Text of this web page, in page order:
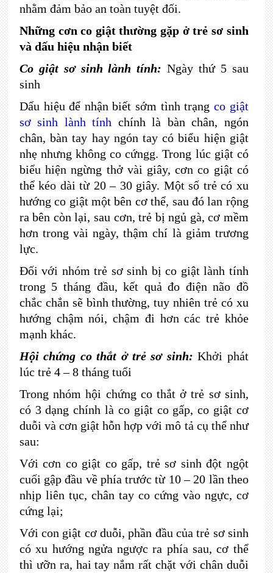
nhằm đảm bảo an toàn tuyệt đối.
Những cơn co giật thường gặp ở trẻ sơ sinh
và dấu hiệu nhận biết
Co giật sơ sinh lành tính:Ngày thứ 5 sau
sinh
Dấu hiệu để nhận biết sớm tình trạngco giật
sơ sinh lành tính chính là bàn chân, ngón
chân, bàn tay hay ngón tay có biểu hiện giật
nhẹ nhưng không co cứngg. Trong lúc giật có
biểu hiện ngừng thở vài giây, cơn co giật có
thể kéo dài từ 20 – 30 giây. Một số trẻ có xu
hướng co giật một bên cơ thể, sau đó lan rộng
ra bên còn lại, sau cơn, trẻ bị ngủ gà, cơ mềm
hơn trong vài ngày, thậm chí là giảm trương
lực.
Đối với nhóm trẻ sơ sinh bị co giật lành tính
trong 5 tháng đầu, kết quả đo điện não đồ
chắc chắn sẽ bình thường, tuy nhiên trẻ có xu
hướng chậm nói, chậm đi hơn các trẻ khỏe
mạnh khác.
Hội chứng co thắt ở trẻ sơ sinh:Khởi phát
lúc trẻ 4 – 8 tháng tuổi
Trong nhóm hội chứng co thắt ở trẻ sơ sinh,
có 3 dạng chính là co giật co gấp, co giật cơ
duỗi và cơn giật hỗn hợp với mô tả cụ thể như
sau:
Với cơn co giật co gấp, trẻ sơ sinh đột ngột
cuối gập đầu về phía trước từ 10 – 20 lần theo
nhịp liên tục, chân tay co cứng vào ngực, cơ
cứng lại;
Với con giật cơ duỗi, phần đầu của trẻ sơ sinh
có xu hướng ngửa ngược ra phía sau, cơ thể
thì ưỡn ra, hai tay nắm rất chặt với chân duỗi